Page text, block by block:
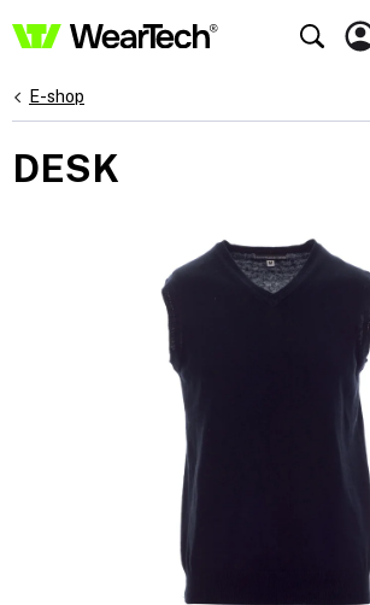
na
E-shop
DESK